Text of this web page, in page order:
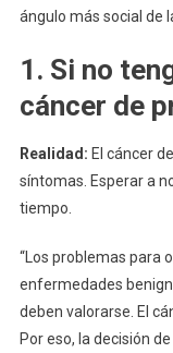
ángulo más social de
1. Si no
cáncer de
Realidad: El cáncer
síntomas. Esperar a
tiempo.
“Los problemas para
enfermedades
deben valorarse. El
Por eso, la decisión